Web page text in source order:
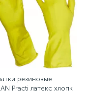
резиновые
Practi латекс хлопк